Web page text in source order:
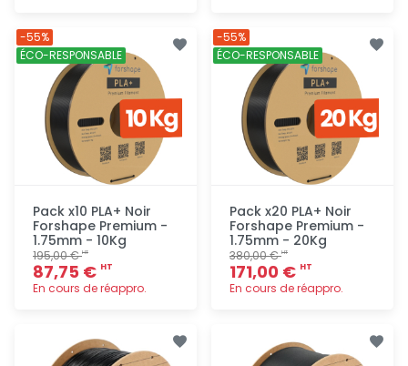
rapide
rapide
Pack x10 PLA+ Noir
Forshape Premium -
1.75mm - 10Kg
195,00 €HT
87,75 € HT
En cours de réappro.
rapide
-55%
ÉCO-RESPONSABLE
Pack x20 PLA+ Noir
Forshape Premium -
1.75mm - 20Kg
380,00 €HT
171,00 € HT
En cours de réappro.
rapide
-55%
ÉCO-RESPONSABLE